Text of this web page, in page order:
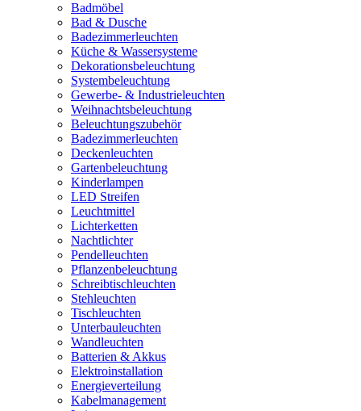
Badmöbel
Bad & Dusche
Badezimmerleuchten
Küche & Wassersysteme
Dekorationsbeleuchtung
Systembeleuchtung
Gewerbe- & Industrieleuchten
Weihnachtsbeleuchtung
Beleuchtungszubehör
Badezimmerleuchten
Deckenleuchten
Gartenbeleuchtung
Kinderlampen
LED Streifen
Leuchtmittel
Lichterketten
Nachtlichter
Pendelleuchten
Pflanzenbeleuchtung
Schreibtischleuchten
Stehleuchten
Tischleuchten
Unterbauleuchten
Wandleuchten
Batterien & Akkus
Elektroinstallation
Energieverteilung
Kabelmanagement